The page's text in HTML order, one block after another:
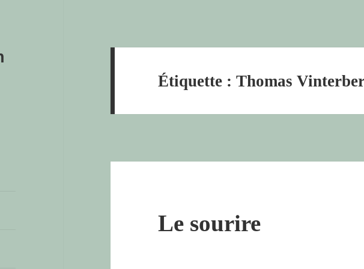
Étiquette :Thomas
Le sourire